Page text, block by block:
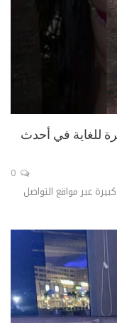
للغاية في أحدث
عبر مواقع التواصل